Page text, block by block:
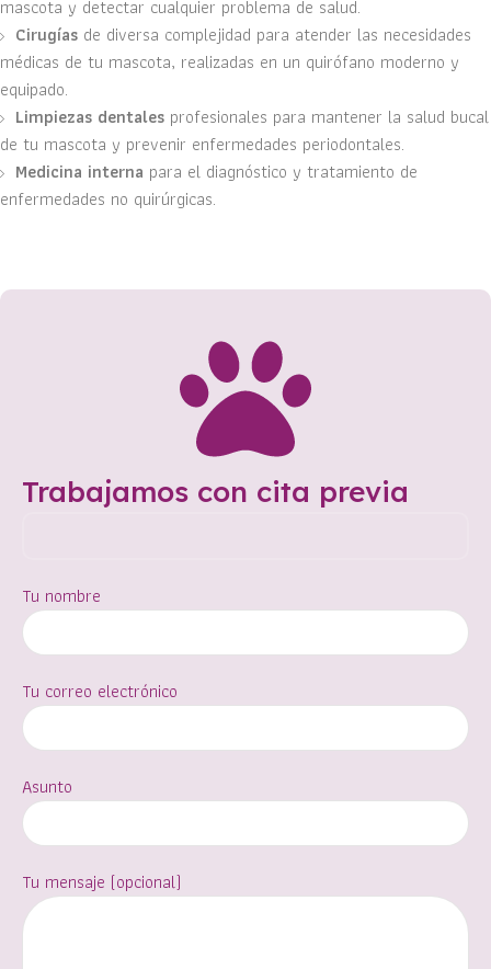
mascota y detectar cualquier problema de salud.
Cirugías de diversa complejidad para atender las necesidades
médicas de tu mascota, realizadas en un quirófano moderno y
equipado.
Limpiezas dentales profesionales para mantener la salud bucal
de tu mascota y prevenir enfermedades periodontales.
Medicina interna para el diagnóstico y tratamiento de
enfermedades no quirúrgicas.
Trabajamos con cita previa
Tu nombre
Tu correo electrónico
Asunto
Tu mensaje (opcional)